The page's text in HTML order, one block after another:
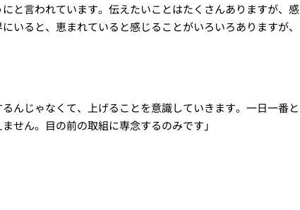
と言われています。伝えたいことはたくさんありますが、感
いると、恵まれていると感じることがいろいろありますが、
んじゃなくて、上げることを意識していきます。一日一番と
せん。目の前の取組に専念するのみです」